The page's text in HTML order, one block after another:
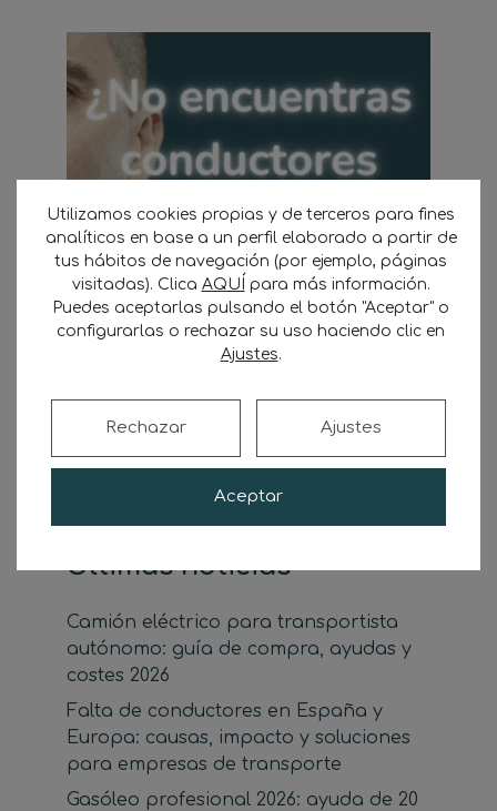
Buscar
Últimas noticias
Camión eléctrico para transportista
autónomo: guía de compra, ayudas y
costes 2026
Falta de conductores en España y
Europa: causas, impacto y soluciones
para empresas de transporte
Gasóleo profesional 2026: ayuda de 20
Utilizamos cookies propias y de terceros para fines
analíticos en base a un perfil elaborado a partir de
tus hábitos de navegación (por ejemplo, páginas
visitadas). Clica AQUÍ para más información.
Puedes aceptarlas pulsando el botón "Aceptar" o
configurarlas o rechazar su uso haciendo clic en
Ajustes.
Aceptar
Rechazar Ajustes